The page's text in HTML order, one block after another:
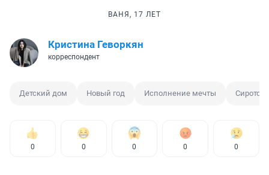
ВАНЯ, 17 ЛЕТ
Кристина Геворкян
корреспондент
Детский дом Новый год Исполнение мечты
0 0 0 0 0